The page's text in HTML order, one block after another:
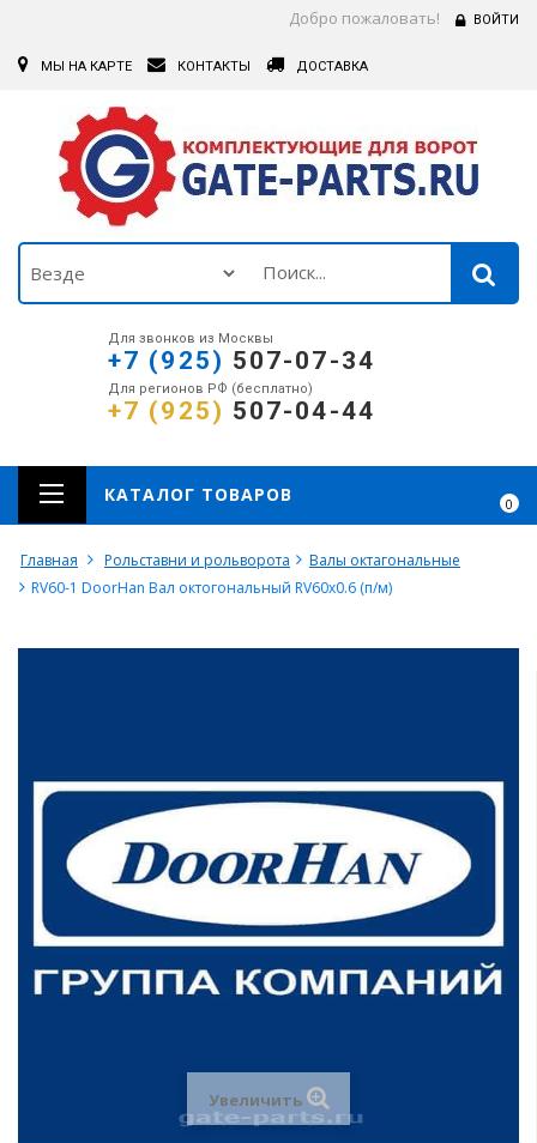
Добро пожаловать! ВОЙТИ
МЫ НА КАРТЕ КОНТАКТЫ ДОСТАВКА
Для звонков из Москвы
+7 (925) 507-07-34
Для регионов РФ (бесплатно)
+7 (925) 507-04-44
0
КАТАЛОГ ТОВАРОВ
Главная Рольставни и рольворота
Валы октагональные
RV60-1 DoorHan Вал октогональный RV60x0.6 (п/м)
Увеличить